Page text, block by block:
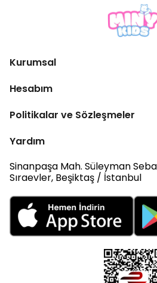
Kurumsal
Hesabım
Politikalar ve Sözleşmeler
Yardım
Sinanpaşa Mah. Süleyman
Sıraevler, Beşiktaş / İstanbul